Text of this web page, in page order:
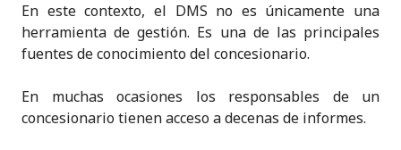
En este contexto, el DMS no es únicamente una
herramienta de gestión. Es una de las principales
fuentes de conocimiento del concesionario.
En muchas ocasiones los responsables de un
concesionario tienen acceso a decenas de informes.